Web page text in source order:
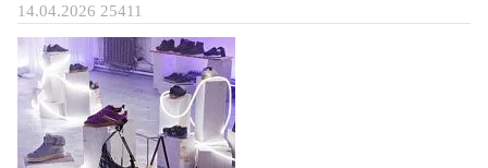
14.04.2026 25411